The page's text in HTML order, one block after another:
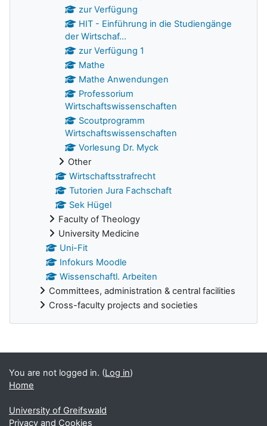
zur Verfügung
HIT - Einführung in die Studiengänge
der Wirtschaf...
zur Verfügung 1
Mathe
Mathe Anwendungen
Professorium
Wirtschaftswissenschaften
Scoutprogramm
Wirtschaftswissenschaften
Vorlesung Dr. Myck
Other
Wirtschaftsstrafrecht
Tutorien Jura Fachschaft
Sek Hügel
Faculty of Theology
University Medicine
Uni-Fit
Infokurs Moodle
Wissenschaftl. Arbeiten
Committees, administration & central facilities
Cross-faculty projects and societies
Supplementary blocks
You are not logged in. (Log in)
Home
University of Greifswald
Privacy and Cookies